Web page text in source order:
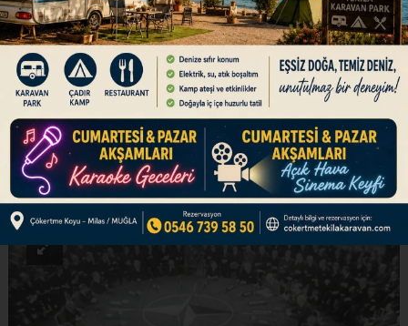
Kültür ve Turizm Bakanlığı Sinema Genel
Müdürlüğü, Türkiye'nin NATO üyeliğinin ilk
yıllarını belgeleyen tarihi film arşivini erişime
açtı.
ABONE OL